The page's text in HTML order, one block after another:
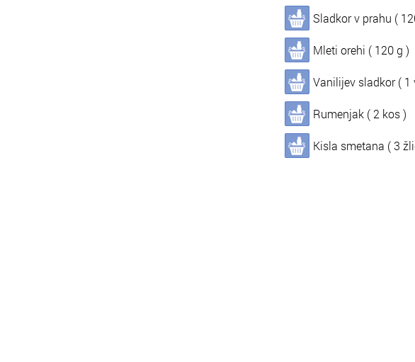
Sladkor v prahu (
Mleti orehi ( 120 g )
Vanilijev sladkor ( 1
Rumenjak ( 2 kos )
Kisla smetana ( 3